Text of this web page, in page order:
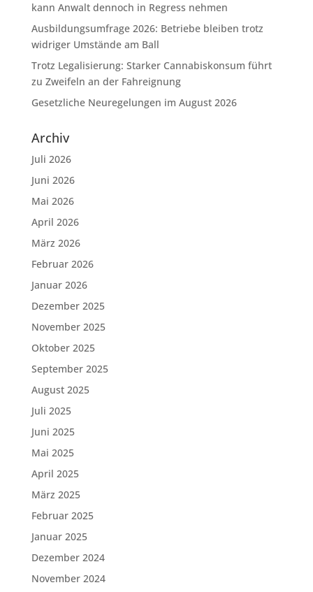
kann Anwalt dennoch in Regress nehmen
Ausbildungsumfrage 2026: Betriebe bleiben trotz
widriger Umstände am Ball
Trotz Legalisierung: Starker Cannabiskonsum führt
zu Zweifeln an der Fahreignung
Gesetzliche Neuregelungen im August 2026
Archiv
Juli 2026
Juni 2026
Mai 2026
April 2026
März 2026
Februar 2026
Januar 2026
Dezember 2025
November 2025
Oktober 2025
September 2025
August 2025
Juli 2025
Juni 2025
Mai 2025
April 2025
März 2025
Februar 2025
Januar 2025
Dezember 2024
November 2024